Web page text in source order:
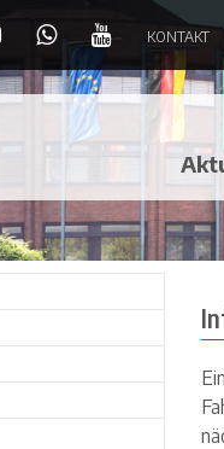
über Selbsthilfe im
KONTAKT